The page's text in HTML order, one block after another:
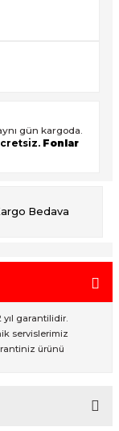
gün kargoda.
Fonlar
Bedava
yıl garantilidir.
servislerimiz
ürünü